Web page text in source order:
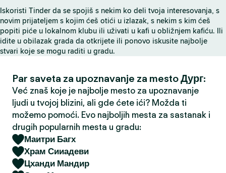
t
r
a
n
a
Iskoristi Tinder da se spojiš s nekim ko deli tvoja interesovanja, s
novim prijateljem s kojim ćeš otići u izlazak, s nekim s kim ćeš
popiti piće u lokalnom klubu ili uživati u kafi u obližnjem kafiću. Ili
idite u obilazak grada da otkrijete ili ponovo iskusite najbolje
stvari koje se mogu raditi u gradu.
Par saveta za upoznavanje za mesto Дург:
Već znaš koje je najbolje mesto za upoznavanje
ljudi u tvojoj blizini, ali gde ćete ići? Možda ti
možemo pomoći. Evo najboljih mesta za sastanak i
drugih popularnih mesta u gradu:
Маитри Багх
Храм Сииадеви
Цханди Мандир